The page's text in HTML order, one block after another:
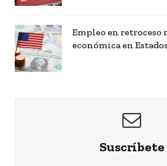
Empleo en retroceso
económica en
Suscríbete